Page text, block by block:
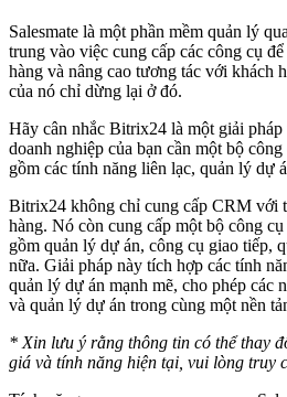
Salesmate là một phần mềm quản lý
trung vào việc cung cấp các công cụ
hàng và nâng cao tương tác với khách
của nó chỉ dừng lại ở đó.
Hãy cân nhắc Bitrix24 là một giải pháp
doanh nghiệp của bạn cần một bộ
gồm các tính năng liên lạc, quản lý dự
Bitrix24 không chỉ cung cấp CRM với
hàng. Nó còn cung cấp một bộ công
gồm quản lý dự án, công cụ giao tiếp,
nữa. Giải pháp này tích hợp các tính
quản lý dự án mạnh mẽ, cho phép các
và quản lý dự án trong cùng một nền
* Xin lưu ý rằng thông tin có thể thay
giá và tính năng hiện tại, vui lòng truy